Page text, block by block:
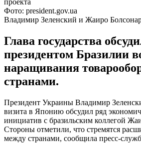
Фото: president.gov.ua
Владимир Зеленский и Жаиро
Глава государства
президентом Бразилии
наращивания
странами.
Президент Украины Владимир
визита в Японию обсудил ряд
инициатив с бразильским коллегой
Стороны отметили, что стремятся
между странами, сообщила пресс-